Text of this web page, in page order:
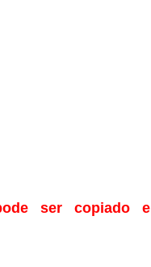
ser copiado e